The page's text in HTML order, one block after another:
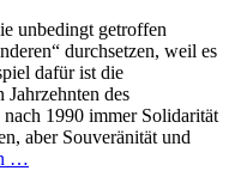
unbedingt getroffen
durchsetzen, weil es
dafür ist die
des
1990 immer Solidarität
aber Souveränität und
…